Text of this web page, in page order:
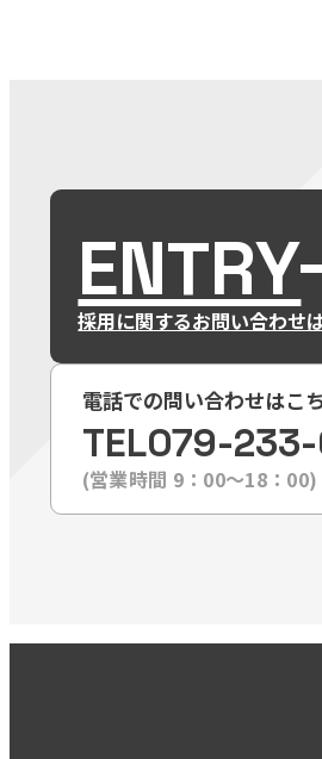
ENTRY
採用に関するお問い合わせ
電話での問い合わせはこ
TEL079-
(営業時間 9：00〜18：00)